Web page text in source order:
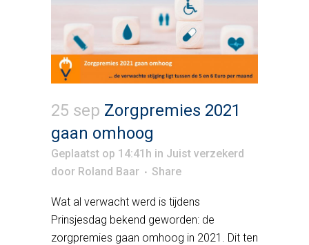
25 sep Zorgpremies 2021
gaan omhoog
Geplaatst op 14:41h in Juist verzekerd
door Roland Baar Share
Wat al verwacht werd is tijdens
Prinsjesdag bekend geworden: de
zorgpremies gaan omhoog in 2021. Dit ten